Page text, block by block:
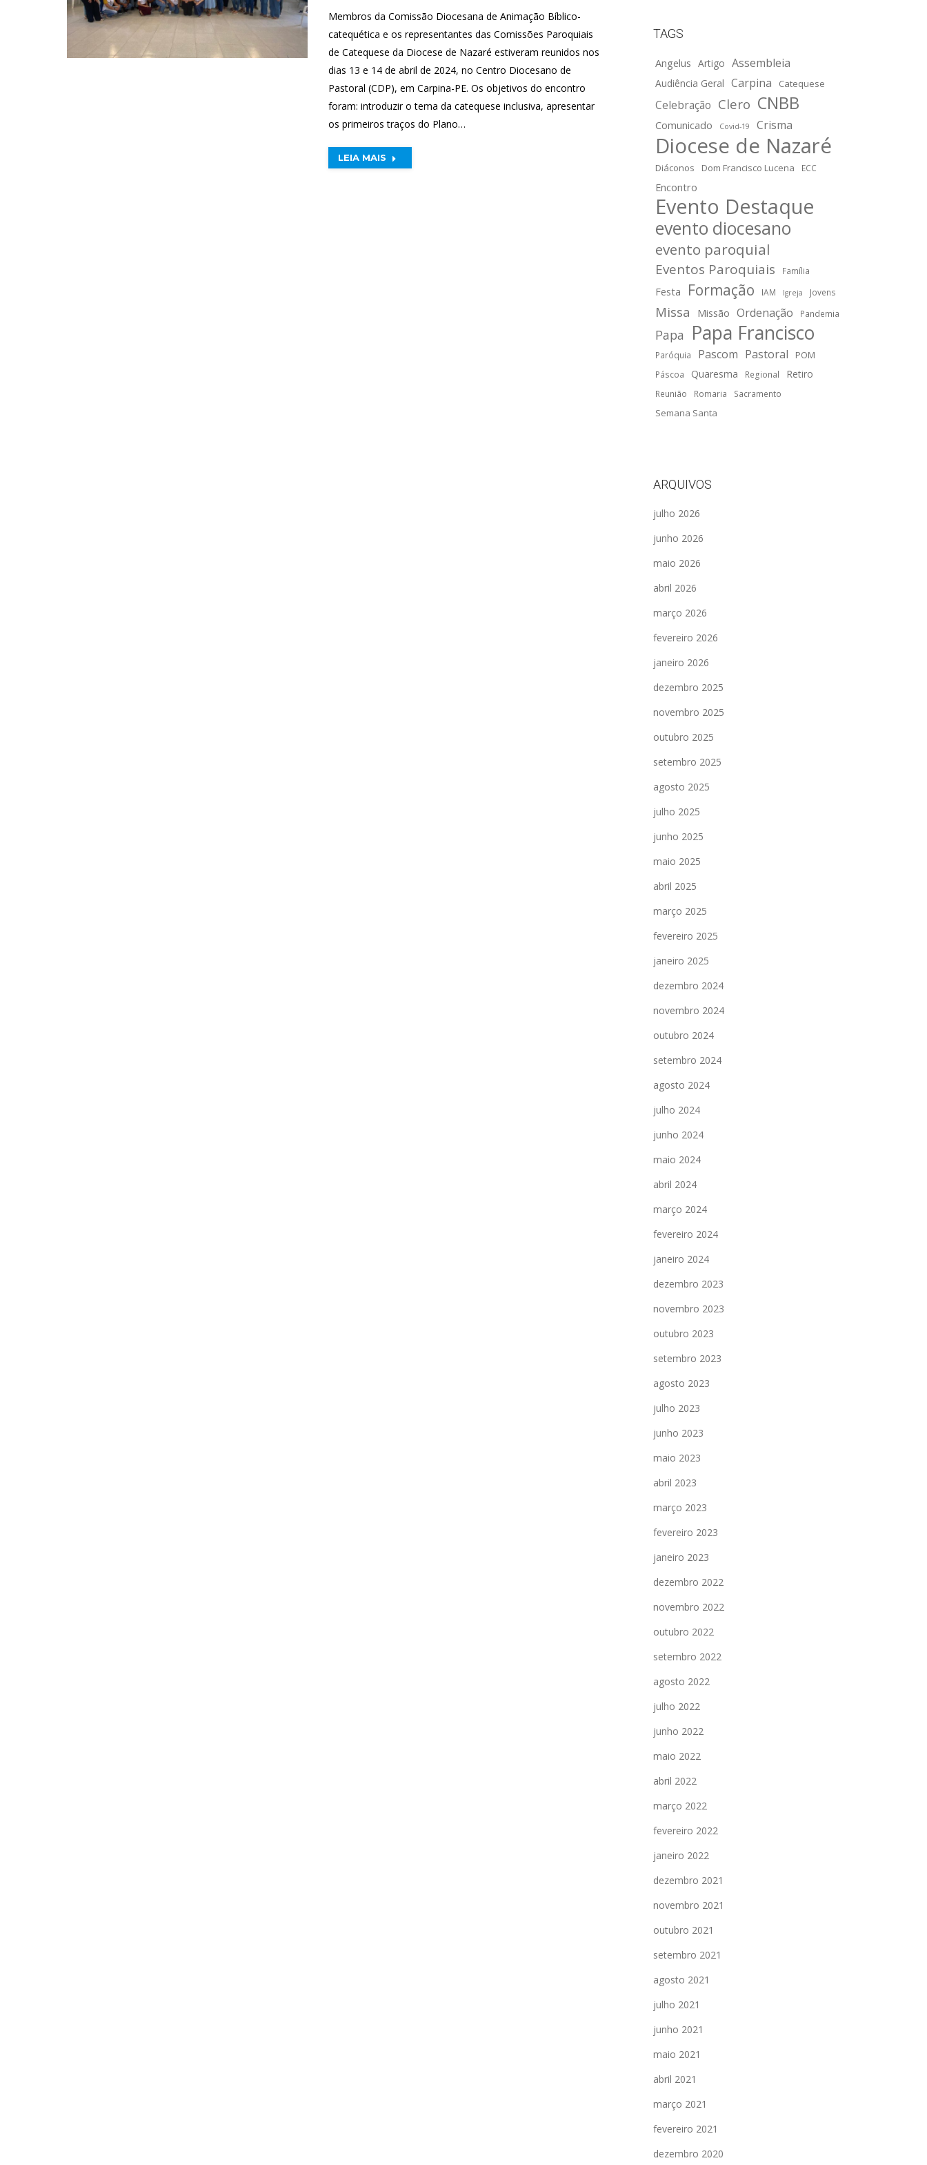
Membros da Comissão Diocesana de Animação Bíblico-
catequética e os representantes das Comissões Paroquiais
de Catequese da Diocese de Nazaré estiveram reunidos nos
dias 13 e 14 de abril de 2024, no Centro Diocesano de
Pastoral (CDP), em Carpina-PE. Os objetivos do encontro
foram: introduzir o tema da catequese inclusiva, apresentar
os primeiros traços do Plano…
LEIA MAIS
TAGS
Angelus Artigo Assembleia
Audiência Geral Carpina Catequese
Celebração Clero CNBB
Comunicado Covid-19 Crisma
Diocese de Nazaré
Diáconos Dom Francisco Lucena ECC
Encontro
Evento Destaque
evento diocesano
evento paroquial
Eventos Paroquiais Família
Festa Formação IAM Igreja Jovens
Missa Missão Ordenação Pandemia
Papa Papa Francisco
Paróquia Pascom Pastoral POM
Páscoa Quaresma Regional Retiro
Reunião Romaria Sacramento
Semana Santa
ARQUIVOS
julho 2026
junho 2026
maio 2026
abril 2026
março 2026
fevereiro 2026
janeiro 2026
dezembro 2025
novembro 2025
outubro 2025
setembro 2025
agosto 2025
julho 2025
junho 2025
maio 2025
abril 2025
março 2025
fevereiro 2025
janeiro 2025
dezembro 2024
novembro 2024
outubro 2024
setembro 2024
agosto 2024
julho 2024
junho 2024
maio 2024
abril 2024
março 2024
fevereiro 2024
janeiro 2024
dezembro 2023
novembro 2023
outubro 2023
setembro 2023
agosto 2023
julho 2023
junho 2023
maio 2023
abril 2023
março 2023
fevereiro 2023
janeiro 2023
dezembro 2022
novembro 2022
outubro 2022
setembro 2022
agosto 2022
julho 2022
junho 2022
maio 2022
abril 2022
março 2022
fevereiro 2022
janeiro 2022
dezembro 2021
novembro 2021
outubro 2021
setembro 2021
agosto 2021
julho 2021
junho 2021
maio 2021
abril 2021
março 2021
fevereiro 2021
dezembro 2020